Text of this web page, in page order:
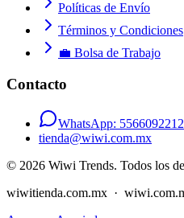
Políticas de Envío
Términos y Condiciones
💼 Bolsa de Trabajo
Contacto
WhatsApp: 5566092212
tienda@wiwi.com.mx
© 2026 Wiwi Trends. Todos los
wiwitienda.com.mx ·